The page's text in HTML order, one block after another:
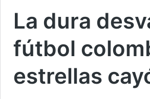
La dura
fútbol
estrellas